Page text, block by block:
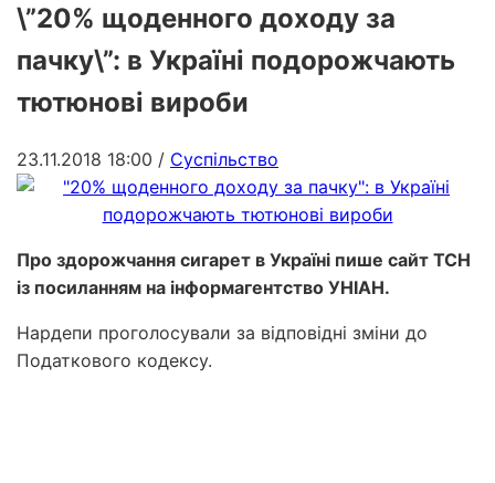
\”20% щоденного доходу за
пачку\”: в Україні подорожчають
тютюнові вироби
23.11.2018 18:00 / Суспільство
Про здорожчання сигарет в Україні пише сайт ТСН
із посиланням на інформагентство УНІАН.
Нардепи проголосували за відповідні зміни до
Податкового кодексу.